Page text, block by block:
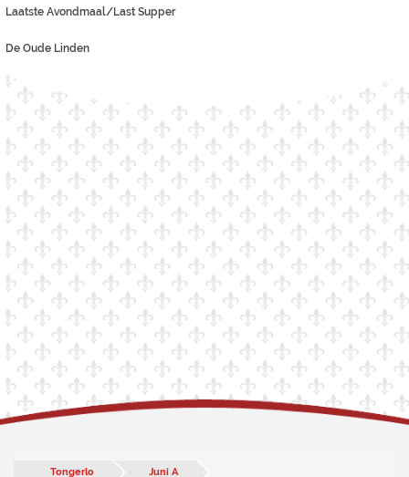
Laatste Avondmaal/Last Supper
De Oude Linden
Tongerlo Juni A